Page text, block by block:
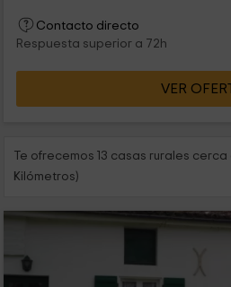
Contacto directo
Respuesta superior a 72h
VER
Te ofrecemos 13 casas rurales
Kilómetros)